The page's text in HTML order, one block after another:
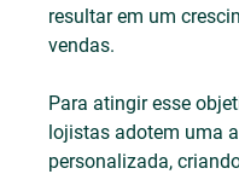
resultar em um
vendas.
Para atingir esse
lojistas adotem uma
personalizada,